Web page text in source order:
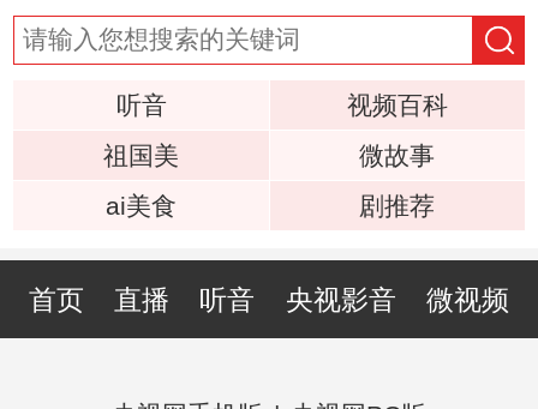
听音
视频百科
祖国美
微故事
ai美食
剧推荐
首页 直播 听音 央视影音 微视频